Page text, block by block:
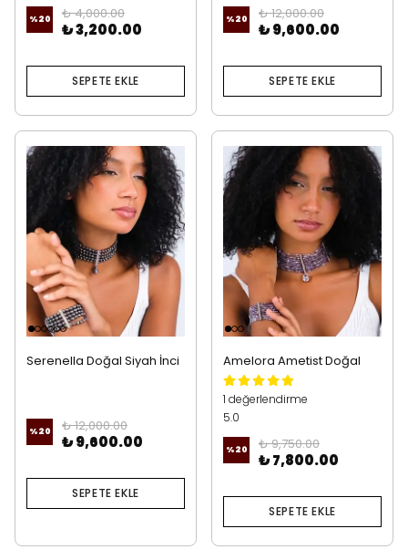
%20 ₺ 4,000.00
₺ 3,200.00
SEPETE EKLE
%20 ₺ 12,000.00
₺ 9,600.00
SEPETE EKLE
Serenella Doğal Siyah İnci
%20 ₺ 12,000.00
₺ 9,600.00
SEPETE EKLE
Amelora Ametist Doğal
Taş Özel Takım (3’lü Set)
1 değerlendirme
5.0
%20 ₺ 9,750.00
₺ 7,800.00
SEPETE EKLE